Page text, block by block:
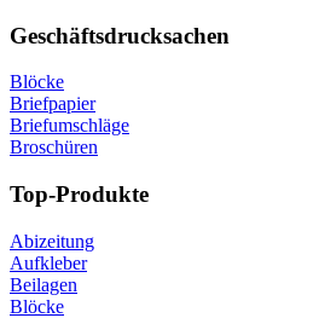
Geschäftsdrucksachen
Blöcke
Briefpapier
Briefumschläge
Broschüren
Top-Produkte
Abizeitung
Aufkleber
Beilagen
Blöcke